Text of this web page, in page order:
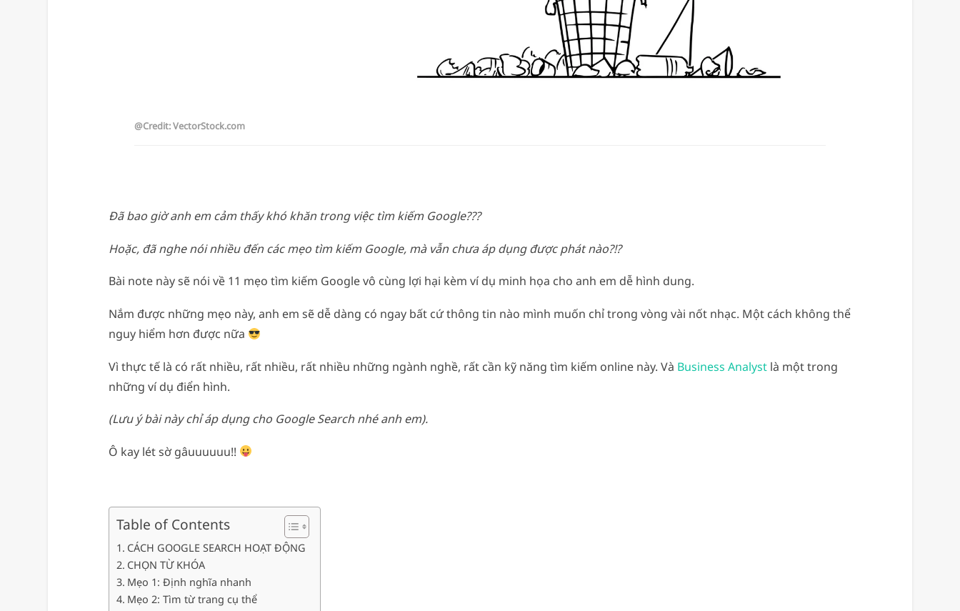
@Credit: VectorStock.com
Đã bao giờ anh em cảm thấy khó khăn trong việc tìm kiếm Google???
Hoặc, đã nghe nói nhiều đến các mẹo tìm kiếm Google, mà vẫn chưa áp dụng được phát nào?!?
Bài note này sẽ nói về 11 mẹo tìm kiếm Google vô cùng lợi hại kèm ví dụ minh họa cho anh em dễ hình dung.
Nắm được những mẹo này, anh em sẽ dễ dàng có ngay bất cứ thông tin nào mình muốn chỉ trong vòng vài nốt nhạc. Một cách không thể
nguy hiểm hơn được nữa
Vì thực tế là có rất nhiều, rất nhiều, rất nhiều những ngành nghề, rất cần kỹ năng tìm kiếm online này. Và Business Analystlà một trong
những ví dụ điển hình.
(Lưu ý bài này chỉ áp dụng cho Google Search nhé anh em).
Ô kay lét sờ gâuuuuuu!!
Table of Contents
CÁCH GOOGLE SEARCH HOẠT ĐỘNG
CHỌN TỪ KHÓA
Mẹo 1: Định nghĩa nhanh
Mẹo 2: Tìm từ trang cụ thể